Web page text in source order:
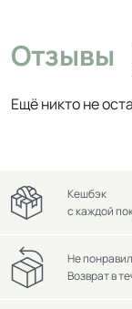
Отзывы
Ещё никто не
Кешбэк
с каждой
Не
Возврат в